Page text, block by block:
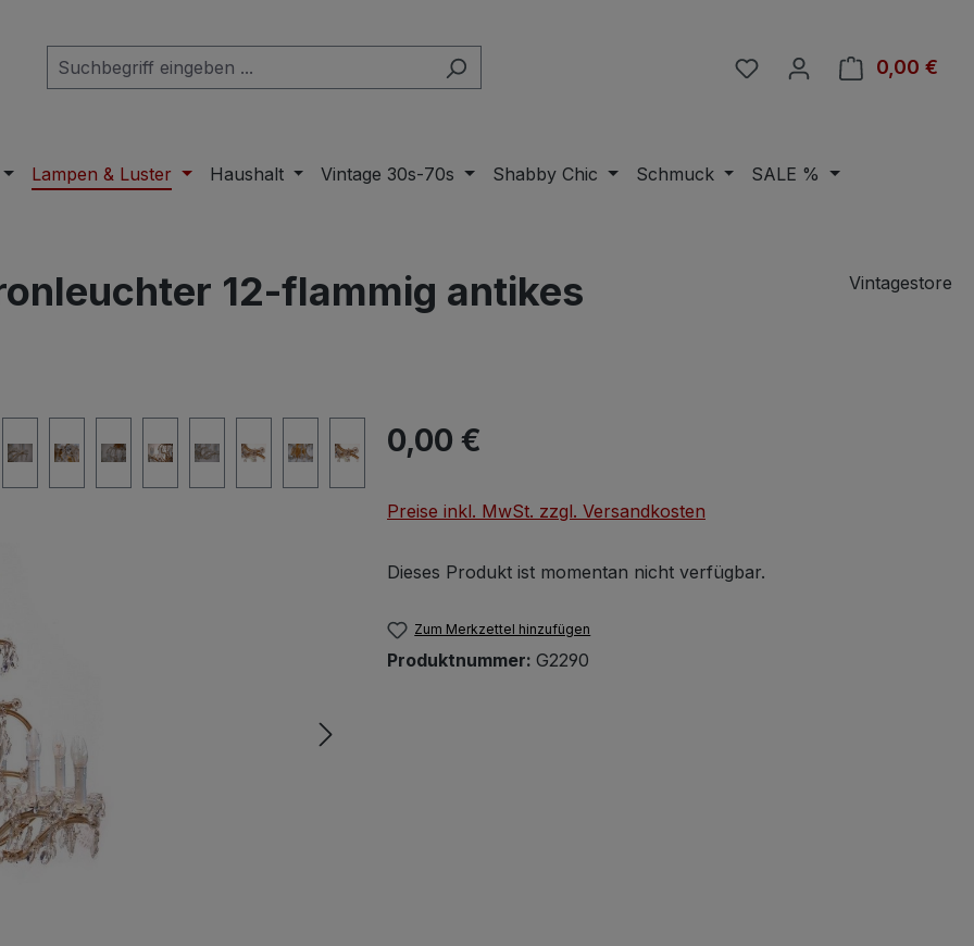
Du hast 0 Produkte auf
0,00 €
Lampen & Luster Haushalt Vintage 30s-70s Shabby Chic Schmuck SALE %
12-flammig antikes
Vintagestore
Regulärer Preis:
0,00 €
Preise inkl. MwSt. zzgl. Versandkosten
Dieses Produkt ist momentan nicht verfügbar.
Zum Merkzettel hinzufügen
Produktnummer: G2290